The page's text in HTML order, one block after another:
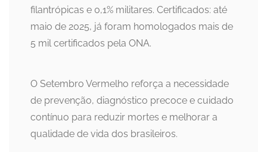
filantrópicas e 0,1% militares. Certificados: até
maio de 2025, já foram homologados mais de
5 mil certificados pela ONA.
O Setembro Vermelho reforça a necessidade
de prevenção, diagnóstico precoce e cuidado
contínuo para reduzir mortes e melhorar a
qualidade de vida dos brasileiros.